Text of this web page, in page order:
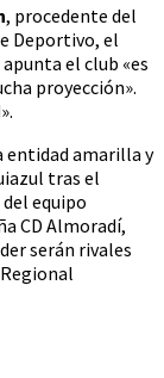
, procedente del
Deportivo, el
el club «es
proyección».
entidad amarilla y
tras el
equipo
CD Almoradí,
serán rivales